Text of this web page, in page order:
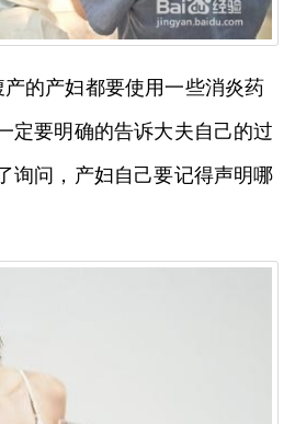
的产妇都要使用一些消炎药
定要明确的告诉大夫自己的过
询问，产妇自己要记得声明哪